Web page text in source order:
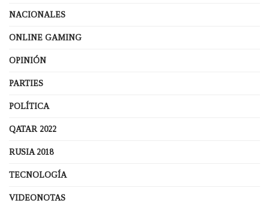
NACIONALES
ONLINE GAMING
OPINIÓN
PARTIES
POLÍTICA
QATAR 2022
RUSIA 2018
TECNOLOGÍA
VIDEONOTAS